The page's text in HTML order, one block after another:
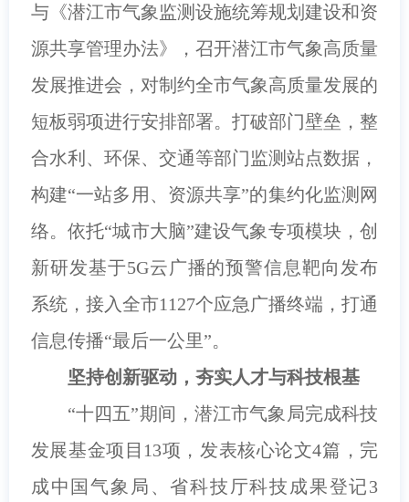
与《潜江市气象监测设施统筹规划建设和资
源共享管理办法》，召开潜江市气象高质量
发展推进会，对制约全市气象高质量发展的
短板弱项进行安排部署。打破部门壁垒，整
合水利、环保、交通等部门监测站点数据，
构建“一站多用、资源共享”的集约化监测网
络。依托“城市大脑”建设气象专项模块，创
新研发基于5G云广播的预警信息靶向发布
系统，接入全市1127个应急广播终端，打通
信息传播“最后一公里”。
坚持创新驱动，夯实人才与科技根基
“十四五”期间，潜江市气象局完成科技
发展基金项目13项，发表核心论文4篇，完
成中国气象局、省科技厅科技成果登记3